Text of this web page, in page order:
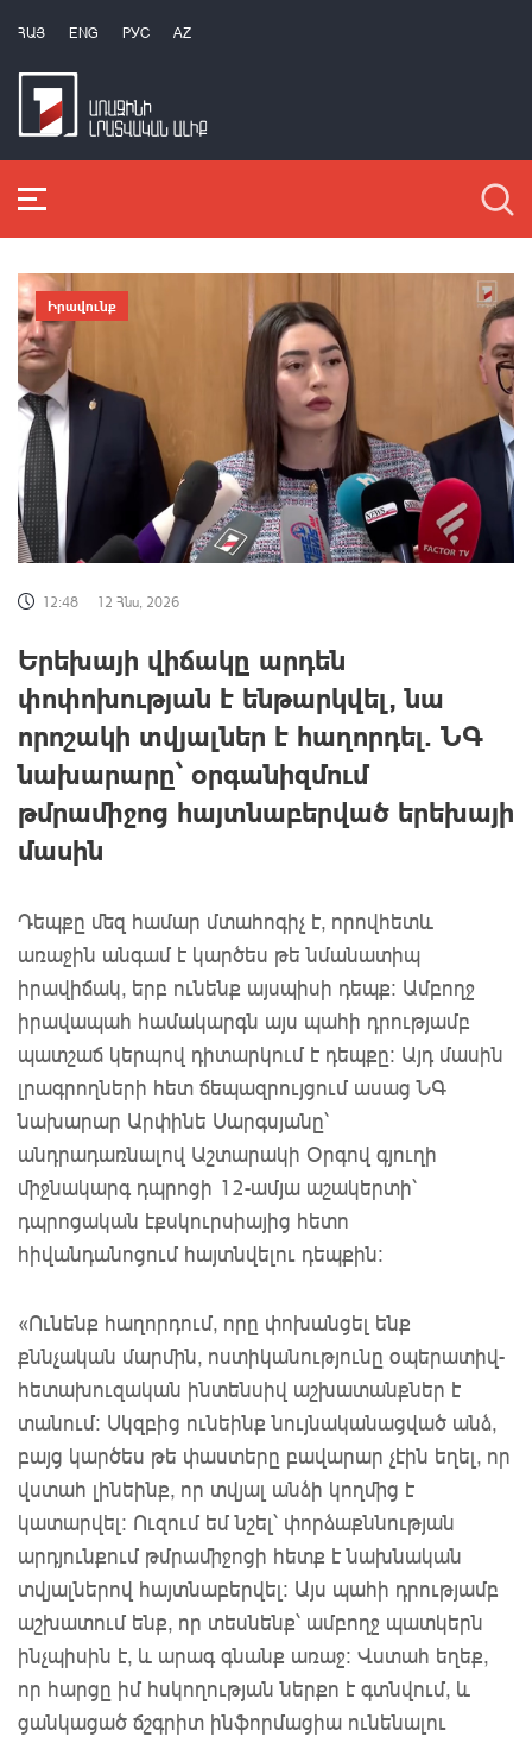
ՀԱՅ ENG РУС AZ
Իրավունք
12:48 12 Հնս, 2026
Երեխայի վիճակը արդեն
փոփոխության է ենթարկվել, նա
որոշակի տվյալներ է հաղորդել. ՆԳ
նախարարը՝ օրգանիզմում
թմրամիջոց հայտնաբերված երեխայի
մասին
Դեպքը մեզ համար մտահոգիչ է, որովհետև
առաջին անգամ է կարծես թե նմանատիպ
իրավիճակ, երբ ունենք այսպիսի դեպք: Ամբողջ
իրավապահ համակարգն այս պահի դրությամբ
պատշաճ կերպով դիտարկում է դեպքը: Այդ մասին
լրագրողների հետ ճեպազրույցում ասաց ՆԳ
նախարար Արփինե Սարգսյանը՝
անդրադառնալով Աշտարակի Օրգով գյուղի
միջնակարգ դպրոցի 12-ամյա աշակերտի՝
դպրոցական էքսկուրսիայից հետո
հիվանդանոցում հայտնվելու դեպքին։
«Ունենք հաղորդում, որը փոխանցել ենք
քննչական մարմին, ոստիկանությունը օպերատիվ-
հետախուզական ինտենսիվ աշխատանքներ է
տանում: Սկզբից ունեինք նույնականացված անձ,
բայց կարծես թե փաստերը բավարար չէին եղել, որ
վստահ լինեինք, որ տվյալ անձի կողմից է
կատարվել: Ուզում եմ նշել՝ փորձաքննության
արդյունքում թմրամիջոցի հետք է նախնական
տվյալներով հայտնաբերվել: Այս պահի դրությամբ
աշխատում ենք, որ տեսնենք՝ ամբողջ պատկերն
ինչպիսին է, և արագ գնանք առաջ: Վստահ եղեք,
որ հարցը իմ հսկողության ներքո է գտնվում, և
ցանկացած ճշգրիտ ինֆորմացիա ունենալու